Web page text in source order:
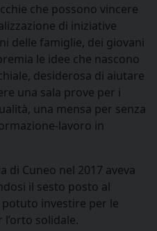
che possono vincere
di iniziative
delle famiglie, dei giovani
le idee che nascono
desiderosa di aiutare
una sala prove per i
una mensa per senza
lavoro in
di Cuneo nel 2017 aveva
il sesto posto al
investire per le
solidale.